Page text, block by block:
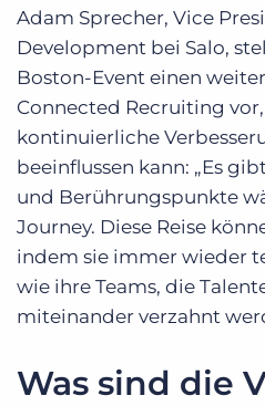
Adam Sprecher, Vice
Development bei Salo,
Boston-Event einen
Connected Recruiting
kontinuierliche
beeinflussen kann: „Es
und Berührungspunkte
Journey. Diese Reise
indem sie immer wieder
wie ihre Teams, die
miteinander verzahnt
Was sind die